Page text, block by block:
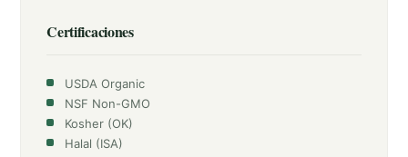
Certificaciones
USDA Organic
NSF Non-GMO
Kosher (OK)
Halal (ISA)